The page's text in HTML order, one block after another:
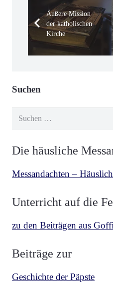
Äußere Mission
der katholischen
Kirche
Suchen
Suchen
Die häusliche
Messandachten –
Unterricht auf die
zu den Beiträgen aus
Beiträge zur
Geschichte der Päpste